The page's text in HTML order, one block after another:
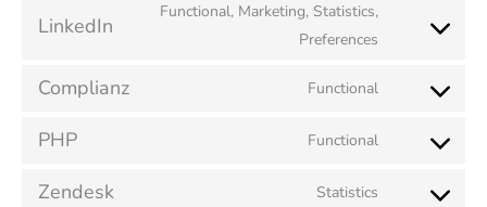
LinkedIn
Functional, Marketing, Statistics,
Preferences
Complianz Functional
PHP Functional
Zendesk Statistics